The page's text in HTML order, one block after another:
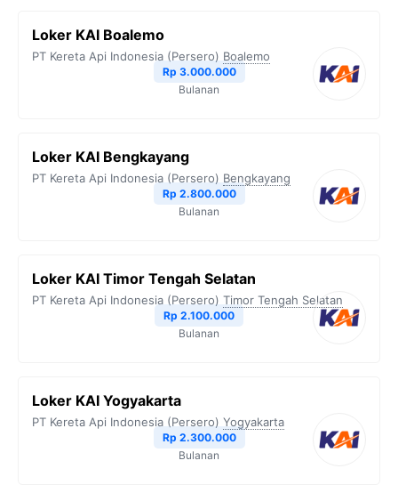
Loker KAI Boalemo
PT Kereta Api Indonesia (Persero) Boalemo
Rp 3.000.000
Bulanan
Loker KAI Bengkayang
PT Kereta Api Indonesia (Persero) Bengkayang
Rp 2.800.000
Bulanan
Loker KAI Timor Tengah Selatan
PT Kereta Api Indonesia (Persero) Timor Tengah Selatan
Rp 2.100.000
Bulanan
Loker KAI Yogyakarta
PT Kereta Api Indonesia (Persero) Yogyakarta
Rp 2.300.000
Bulanan